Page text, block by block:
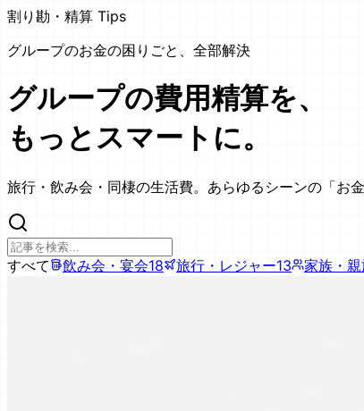
割り勘・精算 Tips
グループのお金の困りごと、全部解決
グループの費用精算を、
もっとスマートに。
旅行・飲み会・同棲の生活費。あらゆるシーンの「お
すべて 飲み会・宴会18 旅行・レジャー13 家族・